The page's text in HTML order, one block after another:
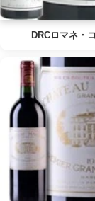
DRCロマネ・